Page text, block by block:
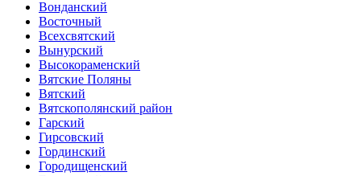
Вонданский
Восточный
Всехсвятский
Вынурский
Высокораменский
Вятские Поляны
Вятский
Вятскополянский район
Гарский
Гирсовский
Гординский
Городищенский